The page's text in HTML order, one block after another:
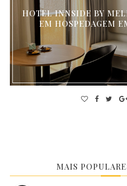
HOTEL INNSIDE BY
EM HOSPEDAGEM
MAIS